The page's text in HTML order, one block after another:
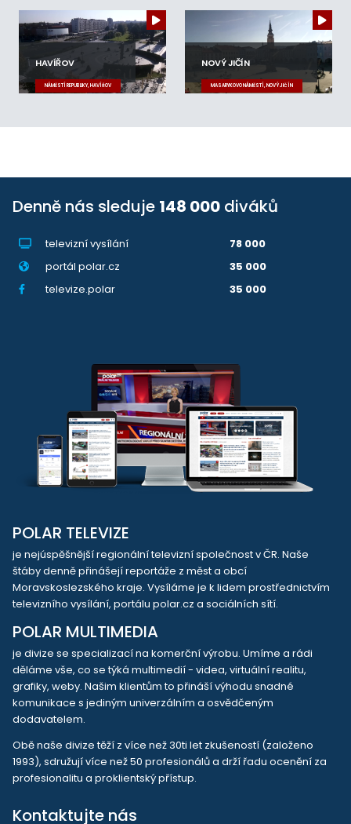
HAVÍŘOV
NÁMĚSTÍ REPUBLIKY, HAVÍŘOV
NOVÝ JIČÍN
MASARYKOVO NÁMĚSTÍ, NOVÝ JIČÍN
Denně nás sleduje 148 000 diváků
televizní vysílání
78 000
portál polar.cz
35 000
televize.polar
35 000
POLAR TELEVIZE
je nejúspěšnější regionální televizní společnost v ČR. Naše
štáby denně přinášejí reportáže z měst a obcí
Moravskoslezského kraje. Vysíláme je k lidem prostřednictvím
televizního vysílání, portálu polar.cz a sociálních sítí.
POLAR MULTIMEDIA
je divize se specializací na komerční výrobu. Umíme a rádi
děláme vše, co se týká multimedií - videa, virtuální realitu,
grafiky, weby. Našim klientům to přináší výhodu snadné
komunikace s jediným univerzálním a osvědčeným
dodavatelem.
Obě naše divize těží z více než 30ti let zkušeností (založeno
1993), sdružují více než 50 profesionálů a drží řadu ocenění za
profesionalitu a proklientský přístup.
Kontaktujte nás